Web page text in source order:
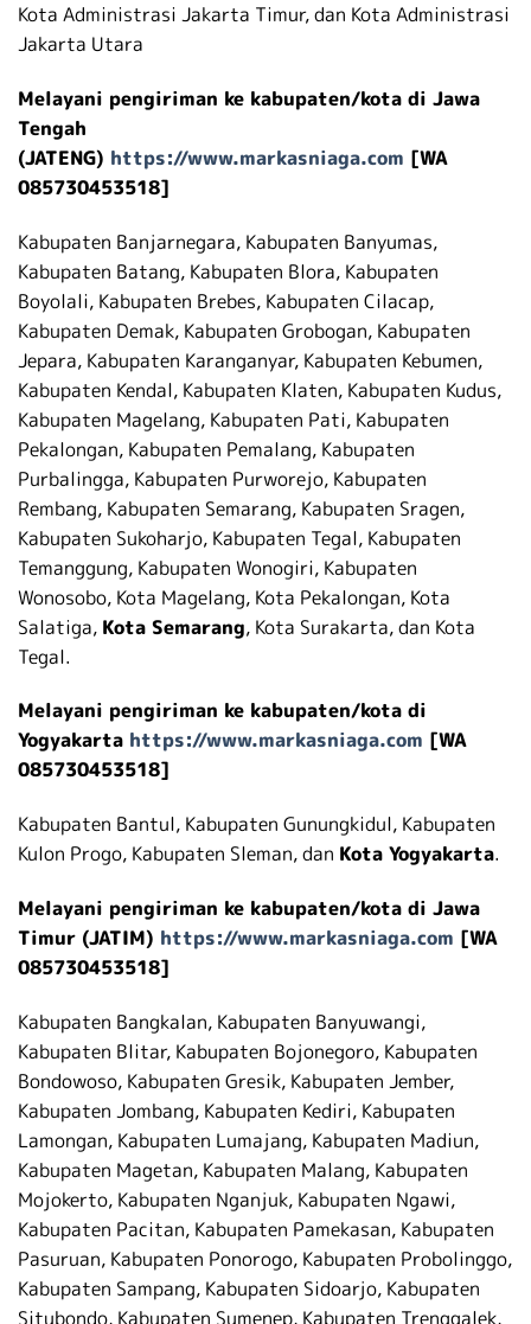
Kota Administrasi Jakarta Timur, dan Kota Administrasi
Jakarta Utara
Melayani pengiriman ke kabupaten/kota di Jawa
Tengah
(JATENG) https://www.markasniaga.com [WA
085730453518]
Kabupaten Banjarnegara, Kabupaten Banyumas,
Kabupaten Batang, Kabupaten Blora, Kabupaten
Boyolali, Kabupaten Brebes, Kabupaten Cilacap,
Kabupaten Demak, Kabupaten Grobogan, Kabupaten
Jepara, Kabupaten Karanganyar, Kabupaten Kebumen,
Kabupaten Kendal, Kabupaten Klaten, Kabupaten Kudus,
Kabupaten Magelang, Kabupaten Pati, Kabupaten
Pekalongan, Kabupaten Pemalang, Kabupaten
Purbalingga, Kabupaten Purworejo, Kabupaten
Rembang, Kabupaten Semarang, Kabupaten Sragen,
Kabupaten Sukoharjo, Kabupaten Tegal, Kabupaten
Temanggung, Kabupaten Wonogiri, Kabupaten
Wonosobo, Kota Magelang, Kota Pekalongan, Kota
Salatiga, Kota Semarang, Kota Surakarta, dan Kota
Tegal.
Melayani pengiriman ke kabupaten/kota di
Yogyakarta https://www.markasniaga.com [WA
085730453518]
Kabupaten Bantul, Kabupaten Gunungkidul, Kabupaten
Kulon Progo, Kabupaten Sleman, dan Kota Yogyakarta.
Melayani pengiriman ke kabupaten/kota di Jawa
Timur (JATIM) https://www.markasniaga.com [WA
085730453518]
Kabupaten Bangkalan, Kabupaten Banyuwangi,
Kabupaten Blitar, Kabupaten Bojonegoro, Kabupaten
Bondowoso, Kabupaten Gresik, Kabupaten Jember,
Kabupaten Jombang, Kabupaten Kediri, Kabupaten
Lamongan, Kabupaten Lumajang, Kabupaten Madiun,
Kabupaten Magetan, Kabupaten Malang, Kabupaten
Mojokerto, Kabupaten Nganjuk, Kabupaten Ngawi,
Kabupaten Pacitan, Kabupaten Pamekasan, Kabupaten
Pasuruan, Kabupaten Ponorogo, Kabupaten Probolinggo,
Kabupaten Sampang, Kabupaten Sidoarjo, Kabupaten
Situbondo, Kabupaten Sumenep, Kabupaten Trenggalek,